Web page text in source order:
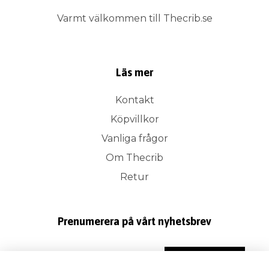
Varmt välkommen till Thecrib.se
Läs mer
Kontakt
Köpvillkor
Vanliga frågor
Om Thecrib
Retur
Prenumerera på vårt nyhetsbrev